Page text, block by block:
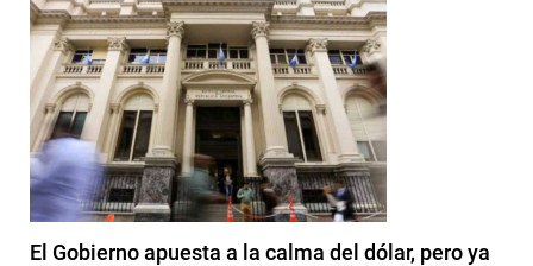
El Gobierno apuesta a la calma del dólar, pero ya